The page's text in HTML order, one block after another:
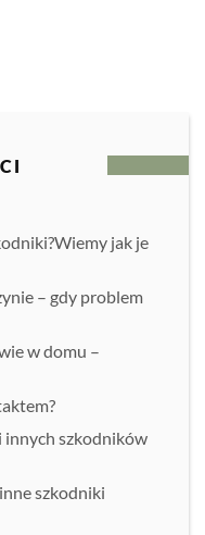
jak je
– gdy problem
w domu –
szkodników
szkodniki